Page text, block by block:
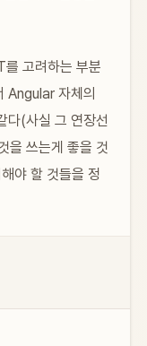
고려하는 부분
Angular 자체의
다(사실 그 연장선
을 쓰는게 좋을 것
야 할 것들을 정